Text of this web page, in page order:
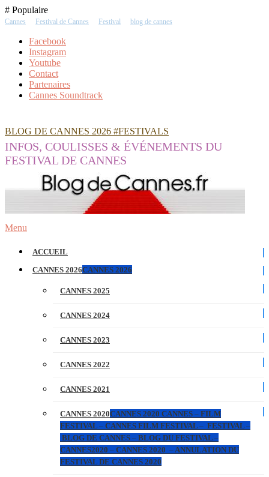
Skip
To
# Populaire
Cannes Festival de Cannes Festival blog de cannes
Facebook
Instagram
Youtube
Contact
Partenaires
Cannes Soundtrack
BLOG DE CANNES 2026 #FESTIVALS
INFOS, COULISSES & ÉVÉNEMENTS DU
FESTIVAL DE CANNES
Menu
ACCUEIL
CANNES 2026CANNES 2026
CANNES 2025
CANNES 2024
CANNES 2023
CANNES 2022
CANNES 2021
CANNES 2020CANNES 2020 CANNES – FILM
FESTIVAL – CANNES FILM FESTIVAL – FESTIVAL –
BLOG DE CANNES – BLOG DU FESTIVAL –
CANNES2020 – CANNES 2020 – ANNULATION DU
FESTIVAL DE CANNES 2020